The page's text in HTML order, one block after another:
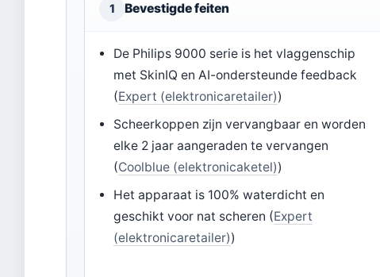
1 Bevestigde feiten
De Philips 9000 serie is het vlaggenschip
met SkinIQ en AI-ondersteunde feedback
(Expert (elektronicaretailer))
Scheerkoppen zijn vervangbaar en worden
elke 2 jaar aangeraden te vervangen
(Coolblue (elektronicaketel))
Het apparaat is 100% waterdicht en
geschikt voor nat scheren (Expert
(elektronicaretailer))